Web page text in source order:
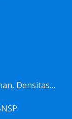
Sertifikasi Teknisi Kalibrasi Suhu, Tekanan, Densitas, Volume BNSP